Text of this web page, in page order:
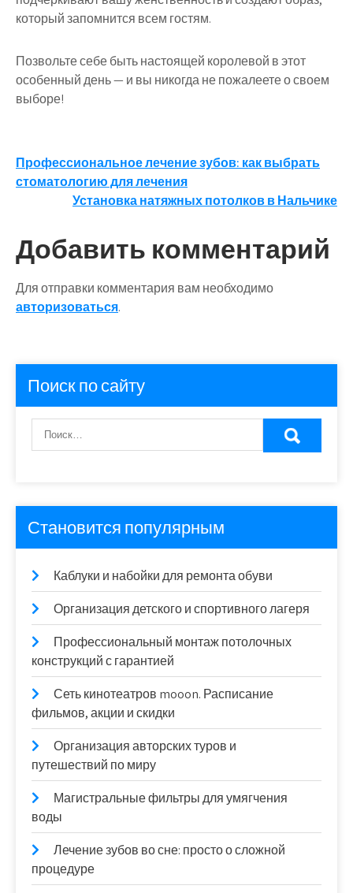
который запомнится всем гостям.
Позвольте себе быть настоящей королевой в этот
особенный день — и вы никогда не пожалеете о своем
выборе!
Навигация
по
Профессиональное лечение зубов: как выбрать
стоматологию для лечения
Установка натяжных потолков в Нальчике
Добавить комментарий
Для отправки комментария вам необходимо
авторизоваться.
Поиск по сайту
Становится популярным
Каблуки и набойки для ремонта обуви
Организация детского и спортивного лагеря
Профессиональный монтаж потолочных
конструкций с гарантией
Сеть кинотеатров mooon. Расписание
фильмов, акции и скидки
Организация авторских туров и
путешествий по миру
Магистральные фильтры для умягчения
воды
Лечение зубов во сне: просто о сложной
процедуре